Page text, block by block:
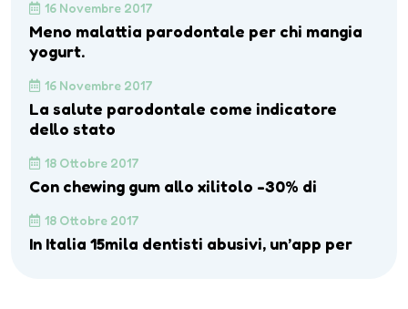
16 Novembre 2017
Meno malattia parodontale per chi mangia
yogurt.
16 Novembre 2017
La salute parodontale come indicatore
dello stato
18 Ottobre 2017
Con chewing gum allo xilitolo -30% di
18 Ottobre 2017
In Italia 15mila dentisti abusivi, un’app per